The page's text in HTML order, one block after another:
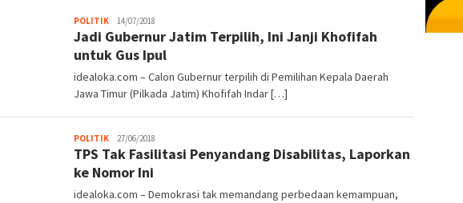
POLITIKadmin
14/07/2018
Jadi Gubernur Jatim Terpilih, Ini Janji Khofifah
untuk Gus Ipul
idealoka.com – Calon Gubernur terpilih di Pemilihan Kepala Daerah
Jawa Timur (Pilkada Jatim) Khofifah Indar […]
POLITIKadmin
27/06/2018
TPS Tak Fasilitasi Penyandang Disabilitas, Laporkan
ke Nomor Ini
idealoka.com – Demokrasi tak memandang perbedaan kemampuan,